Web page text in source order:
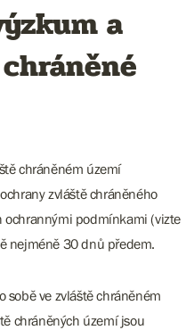
a
chráněném území
zvláště chráněného
ochrannými podmínkami (vizte
nejméně 30 dnů předem.
sobě ve zvláště chráněném
chráněných území jsou